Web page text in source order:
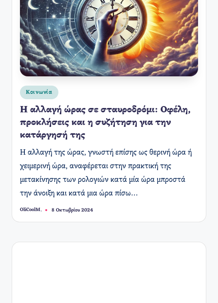
Αναρτήθηκε
σε
Κοινωνία
Η αλλαγή ώρας σε σταυροδρόμι: Οφέλη,
προκλήσεις και η συζήτηση για την
κατάργησή της
Η αλλαγή της ώρας, γνωστή επίσης ως θερινή ώρα ή
χειμερινή ώρα, αναφέρεται στην πρακτική της
μετακίνησης των ρολογιών κατά μία ώρα μπροστά
την άνοιξη και κατά μια ώρα πίσω…
Συγγραφέας:
OliCoolM. 8 Οκτωβρίου 2024